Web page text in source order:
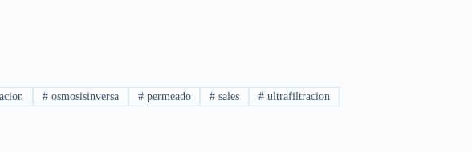
#osmosisinversa #permeado # sales # ultrafiltracion